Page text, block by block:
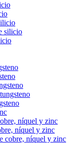
silicio
níquel y zinc
níquel y zinc
cobre, níquel y zinc